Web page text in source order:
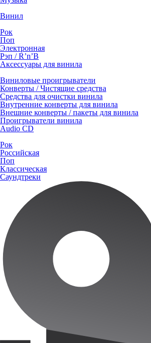
Винил
Рок
Поп
Электронная
Рэп / R’n’B
Аксессуары для винила
Виниловые проигрыватели
Конверты / Чистящие средства
Средства для очистки винила
Внутренние конверты для винила
Внешние конверты / пакеты для винила
Проигрыватели винила
Audio CD
Рок
Российская
Поп
Классическая
Саундтреки